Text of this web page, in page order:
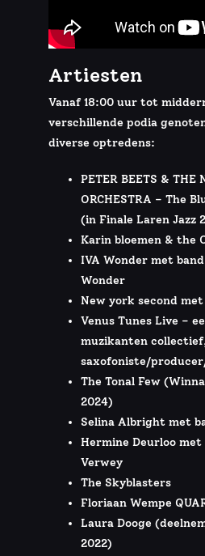
Artiesten
Vanaf 18:00 uur tot
verschillende podia
diverse optredens:
PETER BEETS & THE
ORCHESTRA – The
(in Finale Laren Jazz
Karin bloemen & the
IVA Wonder met
Wonder
New york second met
Venus Tunes Live –
muzikanten
saxofoniste/
The Tonal Few
2024)
Selina Albright met
Hermine Deurloo
Verwey
The Skyblasters
Floriaan Wempe
Laura Dooge
2022)